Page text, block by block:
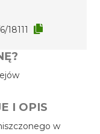
I OPIS
w